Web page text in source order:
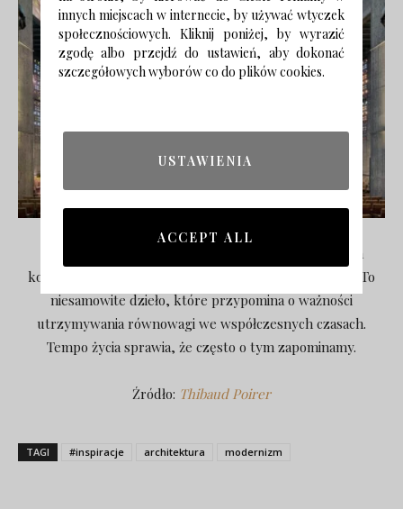
Prace francuskiego fotografa zachwycają i inspirują, a
kolekcja zdjęć „Sacred Spaces” nie stała się wyjątkiem. To
niesamowite dzieło, które przypomina o ważności
utrzymywania równowagi we współczesnych czasach.
Tempo życia sprawia, że często o tym zapominamy.
Źródło: Thibaud Poirer
TAGI #inspiracje architektura modernizm
innych miejscach w internecie, by używać wtyczek
społecznościowych. Kliknij poniżej, by wyrazić
zgodę albo przejdź do ustawień, aby dokonać
szczegółowych wyborów co do plików cookies.
USTAWIENIA
ACCEPT ALL